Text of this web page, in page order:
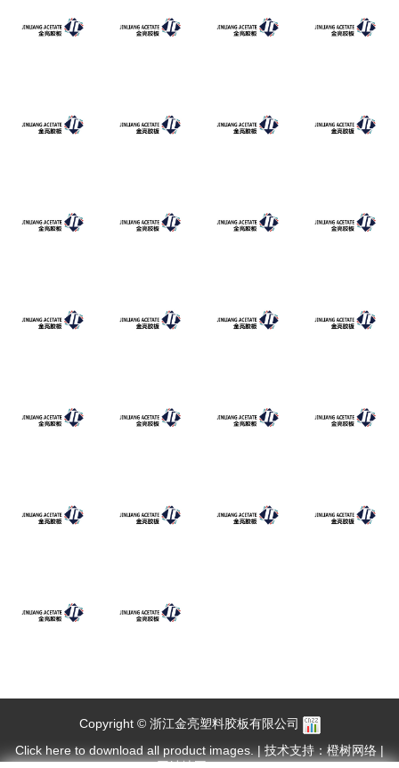
Copyright © 浙江金亮塑料胶板有限公司
Click here to download all product images.|技术支持：橙树网络|